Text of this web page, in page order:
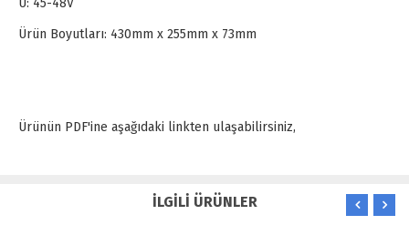
Ürün Boyutları: 430mm x 255mm x 73mm
Ürünün PDF'ine aşağıdaki linkten ulaşabilirsiniz,
İLGİLİ ÜRÜNLER